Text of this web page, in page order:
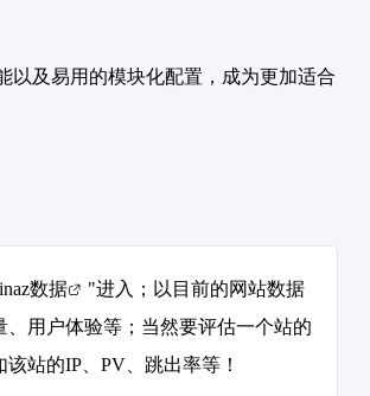
以及易用的模块化配置，成为更加适合
数据
"进入；以目前的网站数据
用户体验等；当然要评估一个站的
站的IP、PV、跳出率等！